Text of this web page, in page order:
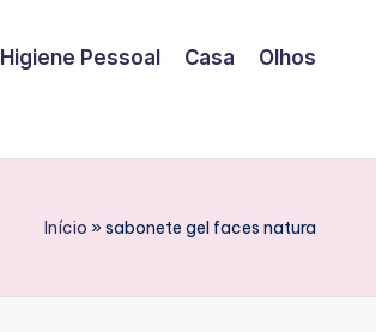
Higiene Pessoal Casa Olhos
Início »sabonete gel faces natura